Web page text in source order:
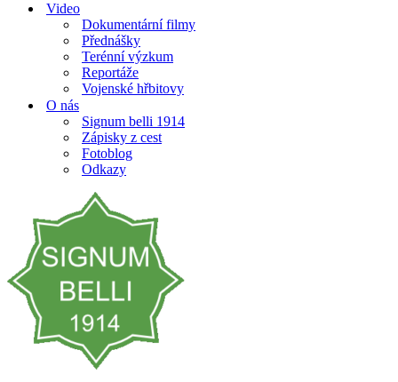
Video
Dokumentární filmy
Přednášky
Terénní výzkum
Reportáže
Vojenské hřbitovy
O nás
Signum belli 1914
Zápisky z cest
Fotoblog
Odkazy